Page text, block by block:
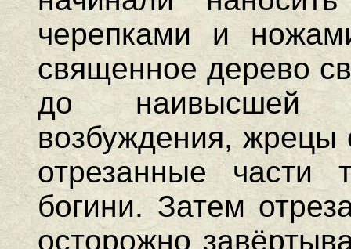
черепками и
священное дерево
до наивысшей
возбуждения, жрецы
отрезанные части
богини. Затем
осторожно